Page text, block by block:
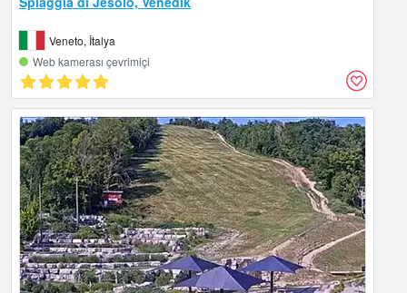
Veneto, İtalya
Web kamerası çevrimiçi